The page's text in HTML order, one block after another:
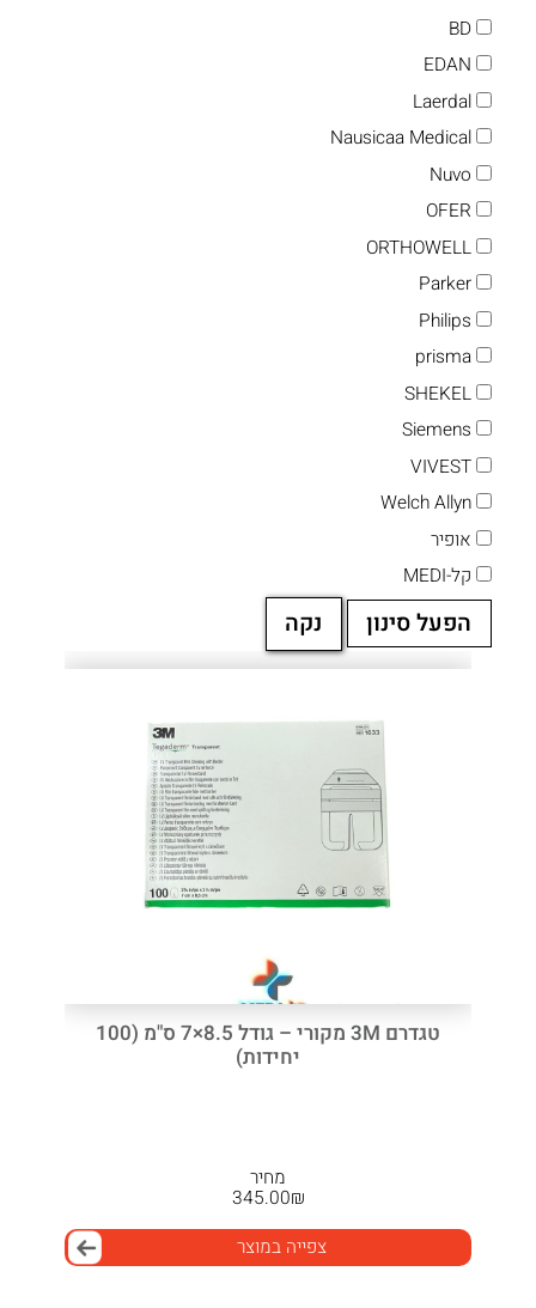
BD
EDAN
Laerdal
Nausicaa Medical
Nuvo
OFER
ORTHOWELL
Parker
Philips
prisma
SHEKEL
Siemens
VIVEST
Welch Allyn
אופיר
קל-MEDI
טגדרם 3M מקורי – גודל 8.5×7 ס"מ (100
יחידות)
מחיר
₪
345.00
צפייה במוצר